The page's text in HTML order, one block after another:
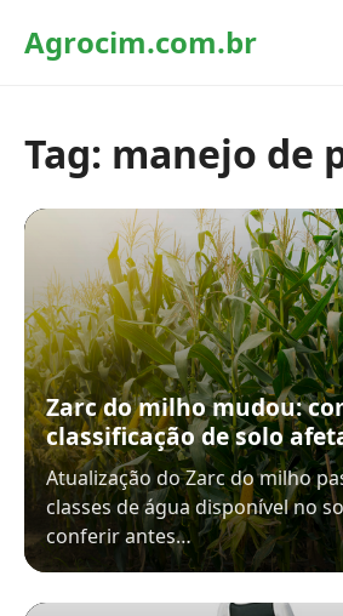
Agrocim.com.br
Tag: manejo de
Zarc do milho mudou:
classificação de solo
Atualização do Zarc do milho
classes de água disponível no
conferir antes…